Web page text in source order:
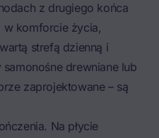
z drugiego końca
w komforcie życia,
strefą dzienną i
drewniane lub
zaprojektowane – są
Na płycie